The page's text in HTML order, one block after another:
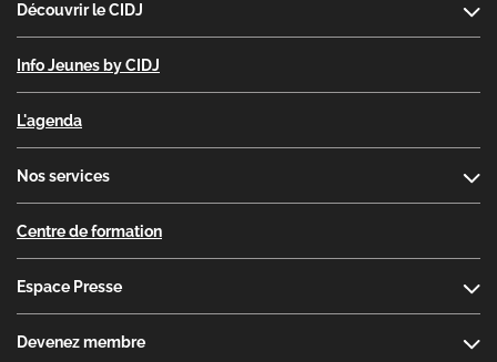
Découvrir le CIDJ
Info Jeunes by CIDJ
L'agenda
Nos services
Centre de formation
Espace Presse
Devenez membre